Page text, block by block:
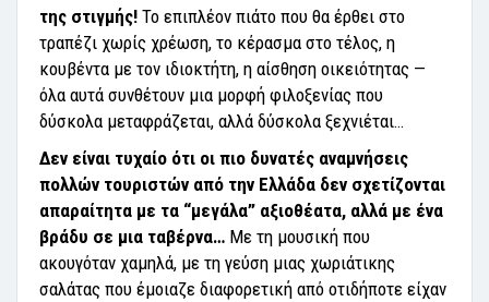
της στιγμής! Το επιπλέον πιάτο που θα έρθει στο
τραπέζι χωρίς χρέωση, το κέρασμα στο τέλος, η
κουβέντα με τον ιδιοκτήτη, η αίσθηση οικειότητας —
όλα αυτά συνθέτουν μια μορφή φιλοξενίας που
δύσκολα μεταφράζεται, αλλά δύσκολα ξεχνιέται…
Δεν είναι τυχαίο ότι οι πιο δυνατές αναμνήσεις
πολλών τουριστών από την Ελλάδα δεν σχετίζονται
απαραίτητα με τα “μεγάλα” αξιοθέατα, αλλά με ένα
βράδυ σε μια ταβέρνα… Με τη μουσική που
ακουγόταν χαμηλά, με τη γεύση μιας χωριάτικης
σαλάτας που έμοιαζε διαφορετική από οτιδήποτε είχαν